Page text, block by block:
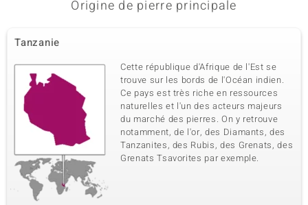
Origine de pierre principale
Tanzanie
Cette république d'Afrique de l'Est se
trouve sur les bords de l'Océan indien.
Ce pays est très riche en ressources
naturelles et l'un des acteurs majeurs
du marché des pierres. On y retrouve
notamment, de l'or, des Diamants, des
Tanzanites, des Rubis, des Grenats, des
Grenats Tsavorites par exemple.